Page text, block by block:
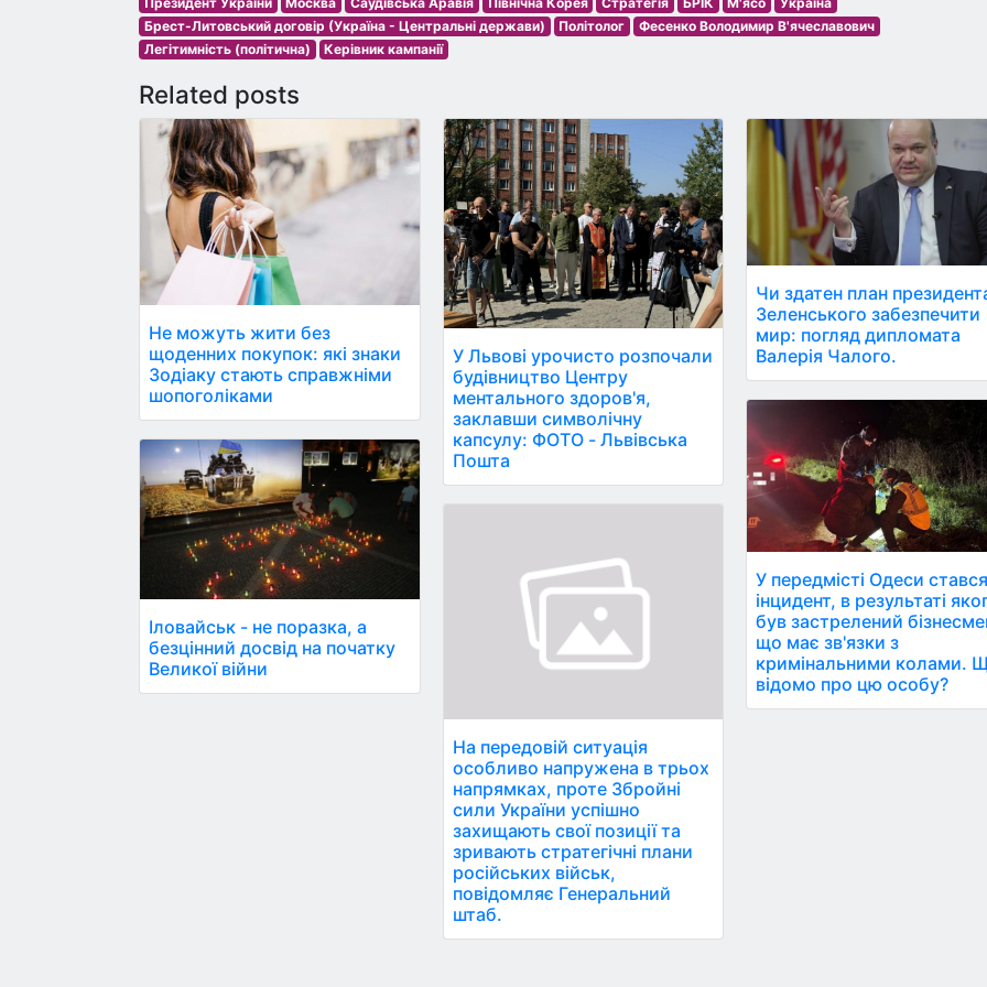
Брест-Литовський договір (Україна - Центральні держави)
Політолог
Фесенко Володимир В'ячеславович
Легітимність (політична)
Керівник кампанії
Related posts
Не можуть жити без
щоденних покупок: які знаки
Зодіаку стають справжніми
шопоголіками
Іловайськ - не поразка, а
безцінний досвід на початку
Великої війни
У Львові урочисто розпочали
будівництво Центру
ментального здоров'я,
заклавши символічну
капсулу: ФОТО - Львівська
Пошта
На передовій ситуація
особливо напружена в трьох
напрямках, проте Збройні
сили України успішно
захищають свої позиції та
зривають стратегічні плани
російських військ,
повідомляє Генеральний
штаб.
Чи здатен план
Зеленського забезпечити
мир: погляд дипломата
Валерія Чалого.
У передмісті Одеси
інцидент, в результаті
був застрелений
що має зв'язки з
кримінальними колами.
відомо про цю особу?